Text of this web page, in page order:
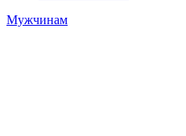
Мужчинам